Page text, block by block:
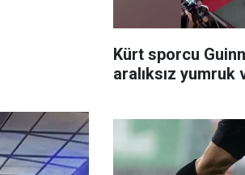
Kürt sporcu
aralıksız yumruk